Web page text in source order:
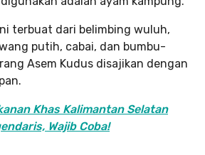
terbuat dari belimbing wuluh,
putih, cabai, dan bumbu-
Asem Kudus disajikan dengan
Khas Kalimantan Selatan
Wajib Coba!